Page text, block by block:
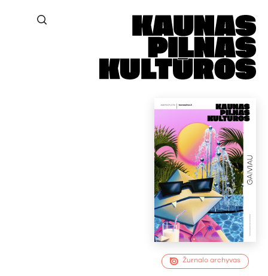
Žurnalo archyvas